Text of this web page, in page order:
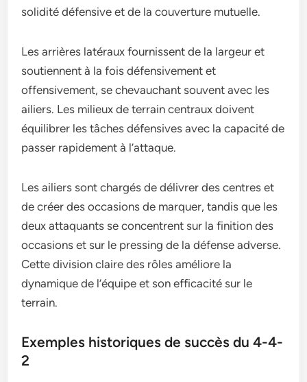
solidité défensive et de la couverture mutuelle.
Les arrières latéraux fournissent de la largeur et
soutiennent à la fois défensivement et
offensivement, se chevauchant souvent avec les
ailiers. Les milieux de terrain centraux doivent
équilibrer les tâches défensives avec la capacité de
passer rapidement à l’attaque.
Les ailiers sont chargés de délivrer des centres et
de créer des occasions de marquer, tandis que les
deux attaquants se concentrent sur la finition des
occasions et sur le pressing de la défense adverse.
Cette division claire des rôles améliore la
dynamique de l’équipe et son efficacité sur le
terrain.
Exemples historiques de succès du 4-4-
2